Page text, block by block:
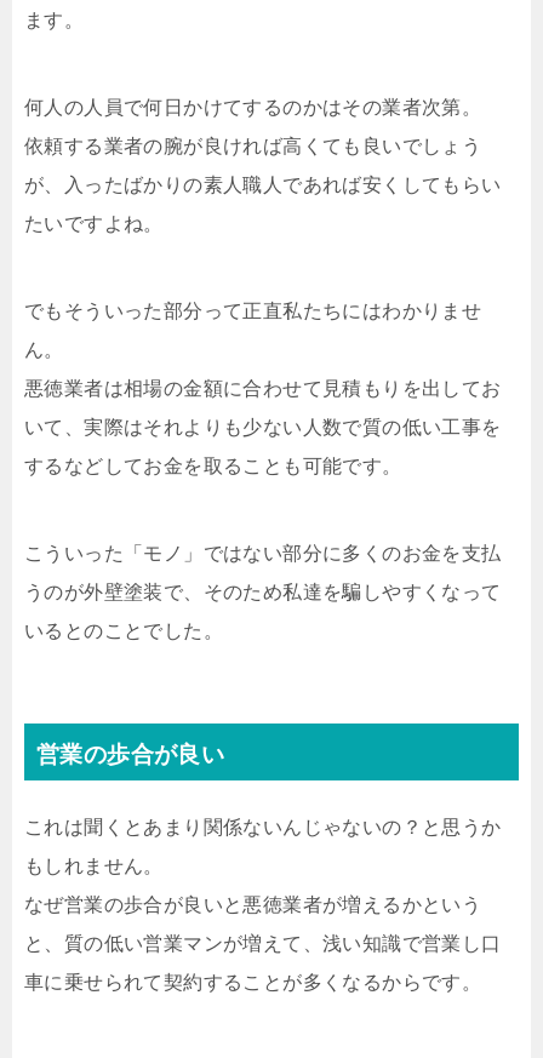
ます。
何人の人員で何日かけてするのかはその業者次第。
依頼する業者の腕が良ければ高くても良いでしょう
が、入ったばかりの素人職人であれば安くしてもらい
たいですよね。
でもそういった部分って正直私たちにはわかりませ
ん。
悪徳業者は相場の金額に合わせて見積もりを出してお
いて、実際はそれよりも少ない人数で質の低い工事を
するなどしてお金を取ることも可能です。
こういった「モノ」ではない部分に多くのお金を支払
うのが外壁塗装で、そのため私達を騙しやすくなって
いるとのことでした。
営業の歩合が良い
これは聞くとあまり関係ないんじゃないの？と思うか
もしれません。
なぜ営業の歩合が良いと悪徳業者が増えるかという
と、質の低い営業マンが増えて、浅い知識で営業し口
車に乗せられて契約することが多くなるからです。